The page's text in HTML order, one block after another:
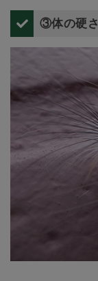
③体の硬さ